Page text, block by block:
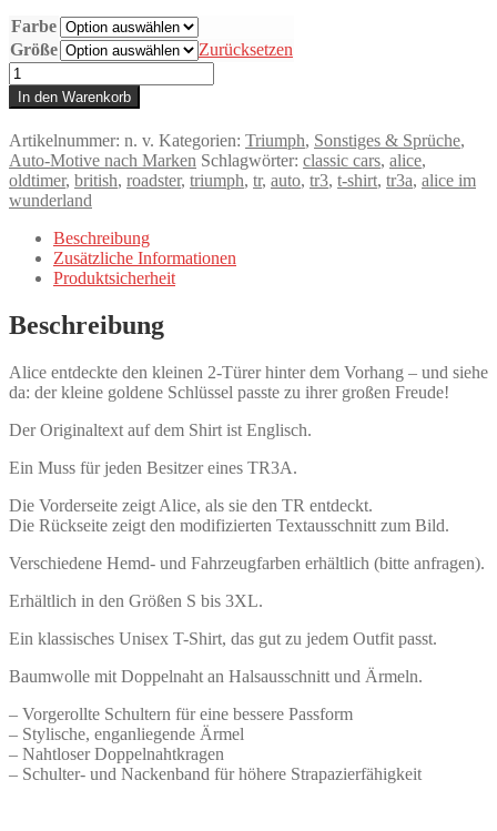
Farbe
Größe
Zurücksetzen
T-
Shirt,
Alice
in
TR-
Land,
TR3A
Oldtimer,
englischer
beidseitig
bedruckt
In den Warenkorb
Artikelnummer: n. v. Kategorien: Triumph, Sonstiges & Sprüche,
Auto-Motive nach Marken Schlagwörter: classic cars, alice,
oldtimer, british, roadster, triumph, tr, auto, tr3, t-shirt, tr3a, alice im
wunderland
Beschreibung
Zusätzliche Informationen
Produktsicherheit
Beschreibung
Alice entdeckte den kleinen 2-Türer hinter dem Vorhang – und siehe
da: der kleine goldene Schlüssel passte zu ihrer großen Freude!
Der Originaltext auf dem Shirt ist Englisch.
Ein Muss für jeden Besitzer eines TR3A.
Die Vorderseite zeigt Alice, als sie den TR entdeckt.
Die Rückseite zeigt den modifizierten Textausschnitt zum Bild.
Verschiedene Hemd- und Fahrzeugfarben erhältlich (bitte anfragen).
Erhältlich in den Größen S bis 3XL.
Ein klassisches Unisex T-Shirt, das gut zu jedem Outfit passt.
Baumwolle mit Doppelnaht an Halsausschnitt und Ärmeln.
– Vorgerollte Schultern für eine bessere Passform
– Stylische, enganliegende Ärmel
– Nahtloser Doppelnahtkragen
– Schulter- und Nackenband für höhere Strapazierfähigkeit